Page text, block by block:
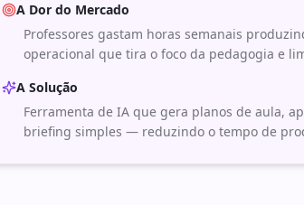
A Dor do Mercado
Professores gastam horas semanais
operacional que tira o foco da pedagogia e
A Solução
Ferramenta de IA que gera planos de aula,
briefing simples — reduzindo o tempo de